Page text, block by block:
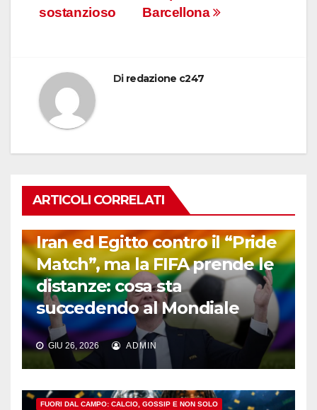
Barcellona
sostanzioso
Di redazione c247
ARTICOLI CORRELATI
Iran ed Egitto contro il “Pride
Match”, ma la FIFA prende le
distanze: cosa sta
succedendo al Mondiale
GIU 26, 2026 ADMIN
FUORI DAL CAMPO: CALCIO, GOSSIP E NON SOLO